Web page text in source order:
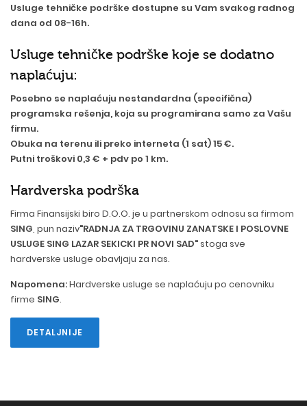
Usluge tehničke podrške dostupne su Vam svakog radnog
dana od 08-16h.
Usluge tehničke podrške koje se dodatno
naplaćuju:
Posebno se naplaćuju nestandardna (specifična)
programska rešenja, koja su programirana samo za Vašu
firmu.
Obuka na terenu ili preko interneta (1 sat) 15 €.
Putni troškovi 0,3 € + pdv po 1 km.
Hardverska podrška
Firma Finansijski biro D.O.O. je u partnerskom odnosu sa firmom
SING , pun naziv"RADNJA ZA TRGOVINU ZANATSKE I POSLOVNE
USLUGE SING LAZAR SEKICKI PR NOVI SAD" stoga sve
hardverske usluge obavljaju za nas.
Napomena:Hardverske usluge se naplaćuju po cenovniku
firme SING.
DETALJNIJE